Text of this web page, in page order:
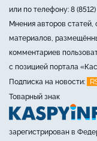
или по телефону: 8
Мнения авторов
материалов,
комментариев
с позицией портала
Подписка на новости:
Товарный знак
зарегистрирован в